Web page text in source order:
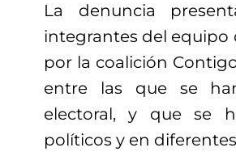
La denuncia
integrantes del equipo
por la coalición
entre las que se
electoral, y que se
políticos y en